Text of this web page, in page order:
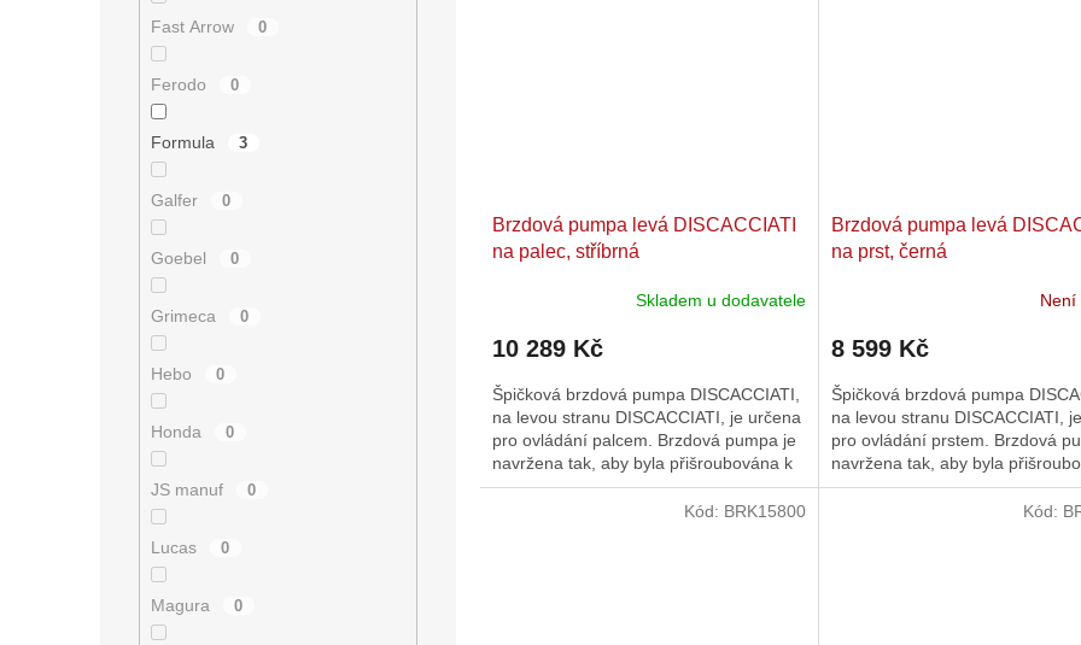
Fast Arrow 0
Ferodo 0
Formula 3
Galfer 0
Goebel 0
Grimeca 0
Hebo 0
Honda 0
JS manuf 0
Lucas 0
Magura 0
Brzdová pumpa levá DISCACCIATI
na palec, stříbrná
Skladem u dodavatele
10 289 Kč
Špičková brzdová pumpa DISCACCIATI,
na levou stranu DISCACCIATI, je určena
pro ovládání palcem. Brzdová pumpa je
navržena tak, aby byla přišroubována k
řídítkům zespodu. Průměr...
Brzdová pumpa levá
na prst, černá
Není
8 599 Kč
Špičková brzdová pumpa
na levou stranu DISCACCIATI,
pro ovládání prstem. Brzdová
navržena tak, aby byla
řídítkům zespodu....
Kód: BRK15800 Kód: